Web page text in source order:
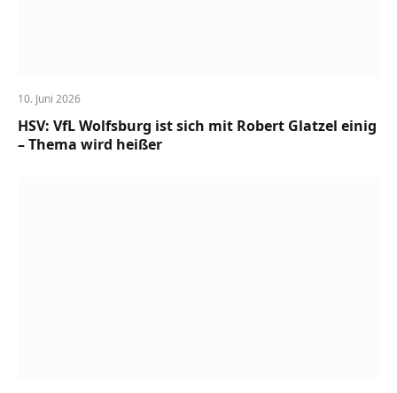
10. Juni 2026
HSV: VfL Wolfsburg ist sich mit Robert Glatzel einig
– Thema wird heißer